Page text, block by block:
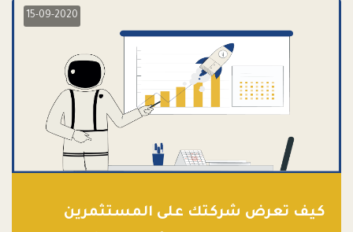
15-09-2020
كيف تعرض شركتك على المستثمرين